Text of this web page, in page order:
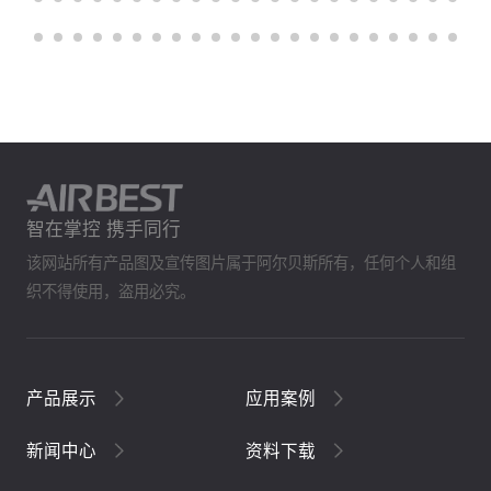
智在掌控 携手同行
该网站所有产品图及宣传图片属于阿尔贝斯所有，任何个人和组
织不得使用，盗用必究。
产品展示 应用案例
新闻中心 资料下载